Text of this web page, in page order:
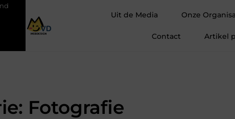
een slim geplaatste autolift de efficiëntie van een goederenlift
Uit de Media Onze
Contact Artikel
Fotografie